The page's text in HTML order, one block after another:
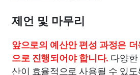
제언 및 마무리
앞으로의 예산안 편성 과정은
으로 진행되어야 합니다. 다양
산이 효율적으로 사용될 수 있